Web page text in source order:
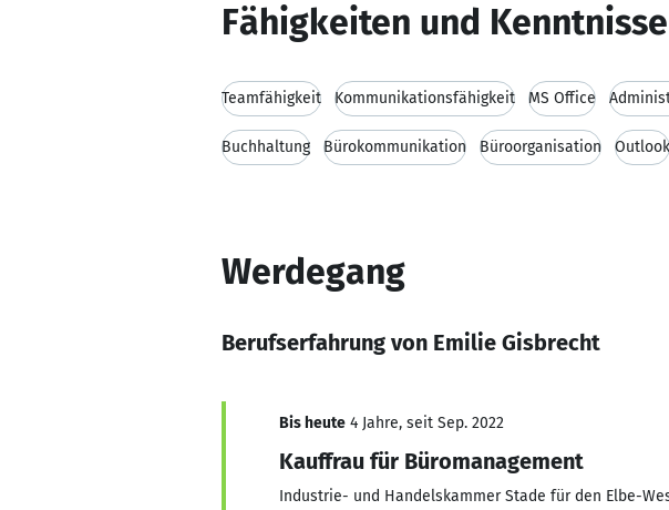
Fähigkeiten und Kenntnisse
Teamfähigkeit Kommunikationsfähigkeit MS Office
Buchhaltung Bürokommunikation Büroorganisation Outlook
Werdegang
Berufserfahrung von Emilie Gisbrecht
Bis heute 4 Jahre, seit Sep. 2022
Kauffrau für Büromanagement
Industrie- und Handelskammer Stade für den Elbe-